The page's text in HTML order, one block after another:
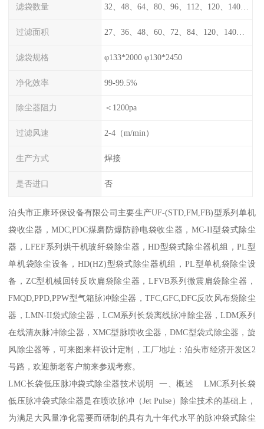
滤袋数量 32、48、64、80、96、112、120、140、160、180、200
过滤面积 27、36、48、60、72、84、120、140、160
滤袋规格 φ133*2000 φ130*2450
净化效率 99-99.5%
除尘器阻力 ＜1200pa
过滤风速 2-4（m/min）
生产方式 焊接
是否进口 否
泊头市正康环保设备有限公司主要生产UF-(STD,FM,FB)型系列单机
袋收尘器，MDC,PDC煤磨防爆防静电袋收尘器，MC-II型袋式除尘
器，LFEF系列烘干机玻纤袋除尘器，HD型袋式除尘器机组，PL型
单机袋除尘设备，HD(HZ)型袋式除尘器机组，PL型单机袋除尘设
备，ZC型机械回转反吹扁袋除尘器，LFVB系列微震扁袋除尘器，
FMQD,PPD,PPW型气箱脉冲除尘器，TFC,GFC,DFC反吹风布袋除尘
器，LMN-II袋式除尘器，LCM系列长袋离线脉冲除尘器，LDM系列
在线清灰脉冲除尘器，XMC型脉喷收尘器，DMC型袋式除尘器，旋
风除尘器等，可来图来样设计定制，工厂地址：泊头市经济开发区2
号路，欢迎新老客户前来参观考察。
LMC长袋低压脉冲袋式除尘器技术说明 一、概述 LMC系列长袋
低压脉冲袋式除尘器是在喷吹脉冲（Jet Pulse）除尘技术的基础上，
为满足大风量净化需要而研制的具有九十年代水平的脉冲袋式除尘